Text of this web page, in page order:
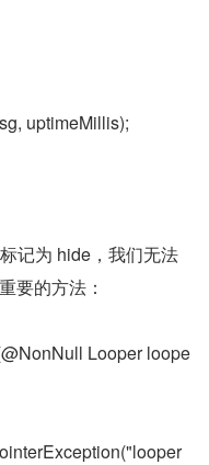
uptimeMillis);
记为 hide，我们无法
要的方法：
Looper loope